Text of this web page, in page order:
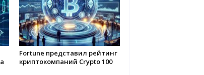
Fortune представил рейтинг
криптокомпаний Crypto 100